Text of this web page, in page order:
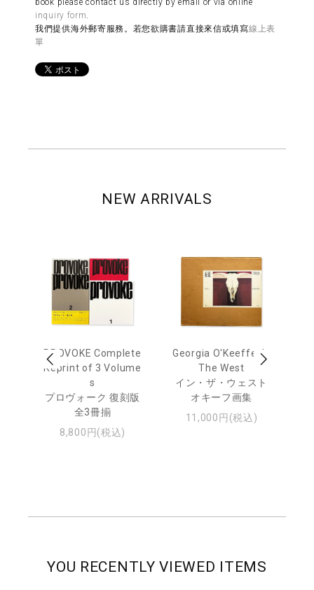
inquiry form
我們提供海外郵寄服務。若您欲購書請直接來信或填寫線上表
單
NEW ARRIVALS
PROVOKE Complete
Reprint of 3 Volume
s
プロヴォーク 復刻版
全3冊揃
8,800円(税込)
Georgia O'Keeffe: In
The West
イン・ザ・ウェスト
オキーフ画集
11,000円(税込)
YOU RECENTLY VIEWED ITEMS